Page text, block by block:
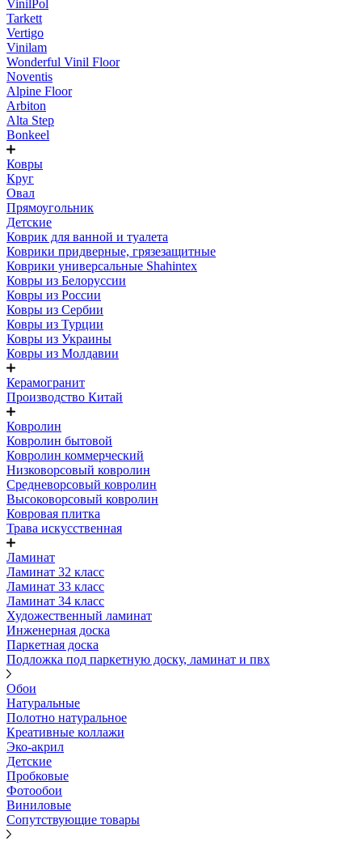
VinilPol
Tarkett
Vertigo
Vinilam
Wonderful Vinil Floor
Noventis
Alpine Floor
Arbiton
Alta Step
Bonkeel
Ковры
Круг
Овал
Прямоугольник
Детские
Коврик для ванной и туалета
Коврики придверные, грязезащитные
Коврики универсальные Shahintex
Ковры из Белоруссии
Ковры из России
Ковры из Сербии
Ковры из Турции
Ковры из Украины
Ковры из Молдавии
Керамогранит
Производство Китай
Ковролин
Ковролин бытовой
Ковролин коммерческий
Низковорсовый ковролин
Средневорсовый ковролин
Высоковорсовый ковролин
Ковровая плитка
Трава искусственная
Ламинат
Ламинат 32 класс
Ламинат 33 класс
Ламинат 34 класс
Художественный ламинат
Инженерная доска
Паркетная доска
Подложка под паркетную доску, ламинат и пвх
Обои
Натуральные
Полотно натуральное
Креативные коллажи
Эко-акрил
Детские
Пробковые
Фотообои
Виниловые
Сопутствующие товары